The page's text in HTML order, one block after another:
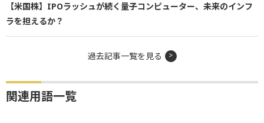
【米国株】IPOラッシュが続く量子コンピューター、未来のインフ
ラを担えるか？
過去記事一覧を見る
関連用語一覧